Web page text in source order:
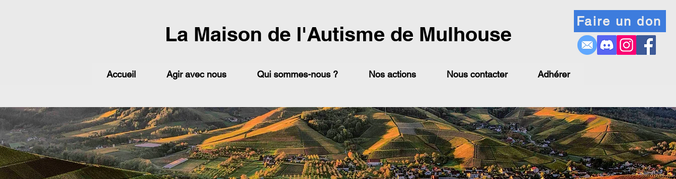
La Maison de l'Autisme de Mulhouse
Accueil Agir avec nous Qui sommes-nous ? Nos actions Nous contacter Adhérer
Faire un don